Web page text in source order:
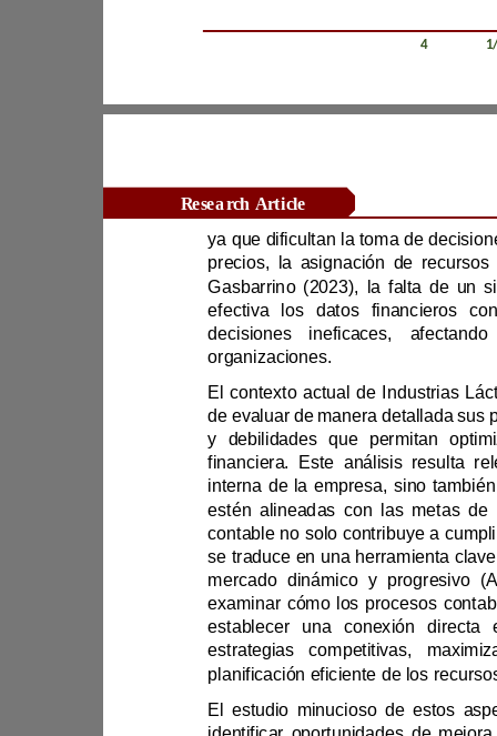
Revista Científica Zambos / Vol. 04 1
Research Article
efectiva
organizaciones.
financ
contable no solo
examinar cómo los proceso